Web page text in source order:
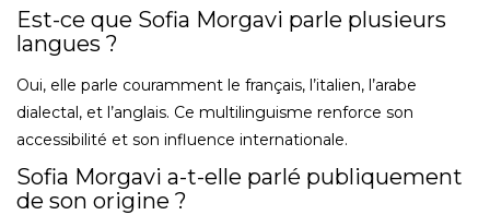
Est-ce que Sofia Morgavi parle plusieurs
langues ?
Oui, elle parle couramment le français, l’italien, l’arabe
dialectal, et l’anglais. Ce multilinguisme renforce son
accessibilité et son influence internationale.
Sofia Morgavi a-t-elle parlé publiquement
de son origine ?